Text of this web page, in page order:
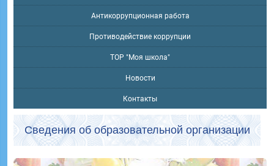
Антикоррупционная работа
Противодействие коррупции
ТОР "Моя школа"
Новости
Контакты
Сведения об образовательной организации